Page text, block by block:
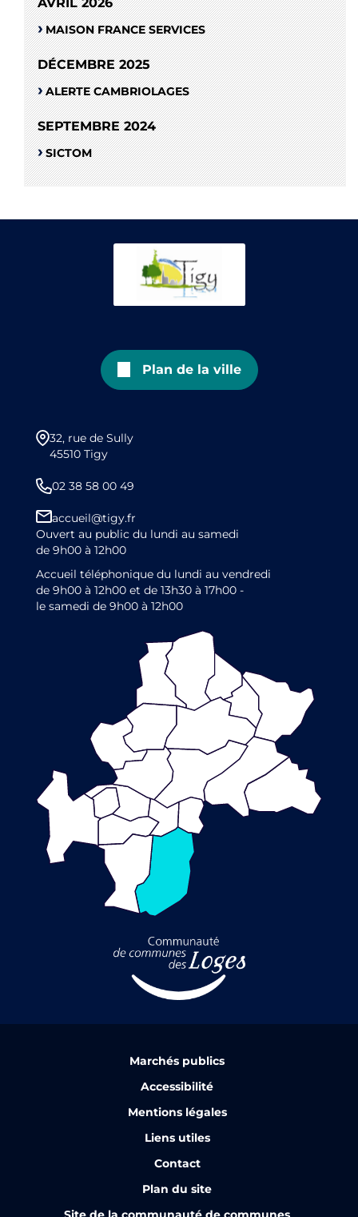
MAISON FRANCE SERVICES
DÉCEMBRE 2025
ALERTE CAMBRIOLAGES
SEPTEMBRE 2024
SICTOM
Plan de la ville
32, rue de Sully
45510 Tigy
02 38 58 00 49
accueil@tigy.fr
Ouvert au public du lundi au samedi
de 9h00 à 12h00
Accueil téléphonique du lundi au vendredi
de 9h00 à 12h00 et de 13h30 à 17h00 -
le samedi de 9h00 à 12h00
Marchés publics
Accessibilité
Mentions légales
Liens utiles
Contact
Plan du site